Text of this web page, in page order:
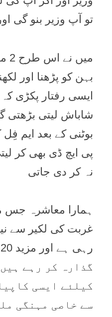
تو آپ وزير بنو گی
بہن کو پڑھنا اور
ايسی رفتار پکڑی
شاباش ليتی بڑھتی
بوٹنی کے بعد ايم
پی ايچ ڈی بھی کر
نہ کر دی جاتی
غربت کی لکير سے
گذارہ کر رہے
کيلئے ايسی
سے خاصی مہنگی